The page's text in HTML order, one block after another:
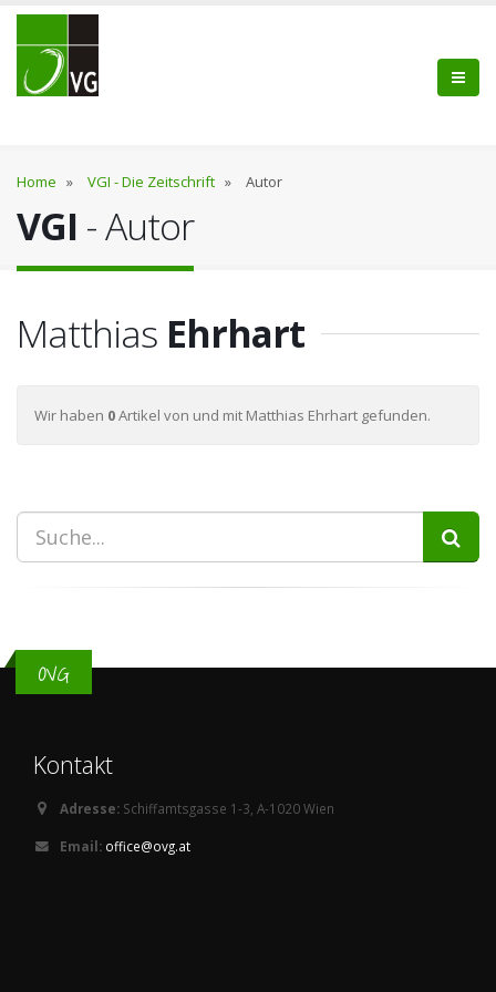
Home » VGI - Die Zeitschrift » Autor
VGI - Autor
Matthias Ehrhart
Wir haben 0Artikel von und mit Matthias Ehrhart gefunden.
OVG
Kontakt
Adresse: Schiffamtsgasse 1-3, A-1020 Wien
Email: office@ovg.at